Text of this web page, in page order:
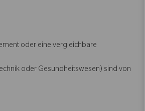
oder eine vergleichbare
oder Gesundheitswesen) sind von